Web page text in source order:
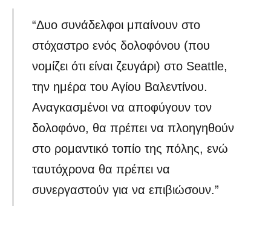
“Δυο συνάδελφοι μπαίνουν στο
στόχαστρο ενός δολοφόνου (που
νομίζει ότι είναι ζευγάρι) στο Seattle,
την ημέρα του Αγίου Βαλεντίνου.
Αναγκασμένοι να αποφύγουν τον
δολοφόνο, θα πρέπει να πλοηγηθούν
στο ρομαντικό τοπίο της πόλης, ενώ
ταυτόχρονα θα πρέπει να
συνεργαστούν για να επιβιώσουν.”